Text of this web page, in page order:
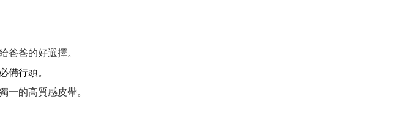
爸爸的好選擇。
備行頭。
一的高質感皮帶。